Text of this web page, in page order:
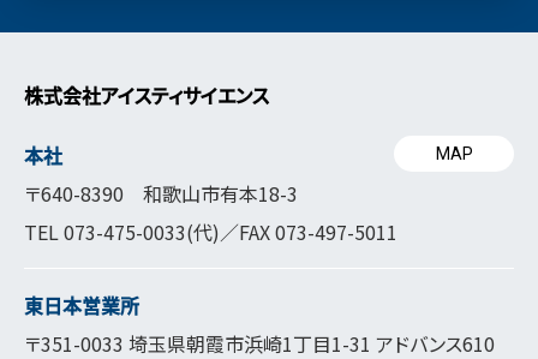
株式会社アイスティサイエンス
本社
〒640-8390 和歌山市有本18-3
TEL073-475-0033(代)／FAX 073-497-5011
MAP
東日本営業所
〒351-0033 埼玉県朝霞市浜崎1丁目1-31 アドバンス610